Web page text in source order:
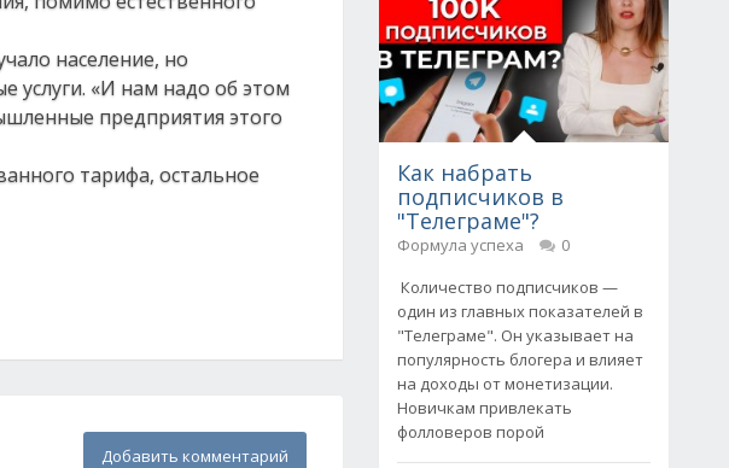
население, но
услуги. «И нам надо об этом
предприятия этого
тарифа, остальное
Добавить комментарий
Как набрать
подписчиков в
"Телеграме"?
Формула успеха
0
Количество подписчиков —
один из главных показателей в
"Телеграме". Он указывает на
популярность блогера и влияет
на доходы от монетизации.
Новичкам привлекать
фолловеров порой